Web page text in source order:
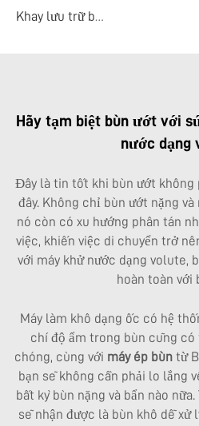
Khay lưu trữ bùn
Hãy tạm biệt bùn ướt với
nước dạng
Đây là tin tốt khi bùn ướt không
đây. Không chỉ bùn ướt nặng
nó còn có xu hướng phân tán
việc, khiến việc di chuyển trở
với máy khử nước dạng volute,
hoàn toàn với
Máy làm khô dạng ốc có hệ
chí độ ẩm trong bùn cũng có
chóng, cùng với máy ép bùn từ
bạn sẽ không cần phải lo lắng
bất kỳ bùn nặng và bẩn nào
sẽ nhận được là bùn khô dễ xử